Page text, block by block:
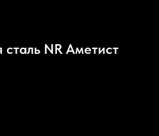
NR Аметист